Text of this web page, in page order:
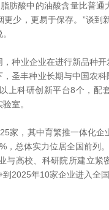
酸中的油酸含量比普通
少，更易于保存。”谈到
业企业在进行新品种开
圣丰种业长期与中国农
上科研创新平台8个，配
室。
，其中育繁推一体化企
，总体实力位居全国前列
与高校、科研院所建立紧
2025年10家企业进入全